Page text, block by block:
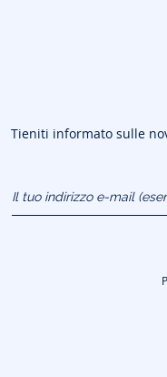
Tieniti informato sulle
(esempio:
jacquesadit@gmail.com)